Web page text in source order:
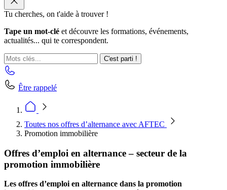
Tu cherches, on t'aide à trouver !
Tape un mot-clé et découvre les formations, événements,
actualités... qui te correspondent.
C'est parti !
Être rappelé
Toutes nos offres d’alternance avec AFTEC
Promotion immobilière
Offres d’emploi en alternance – secteur de la
promotion immobilière
Les offres d’emploi en alternance dans la promotion